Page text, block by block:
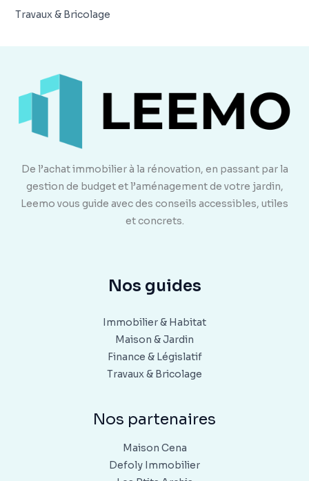
Travaux & Bricolage
De l’achat immobilier à la rénovation, en passant par la
gestion de budget et l’aménagement de votre jardin,
Leemo vous guide avec des conseils accessibles, utiles
et concrets.
Nos guides
Immobilier & Habitat
Maison & Jardin
Finance & Législatif
Travaux & Bricolage
Nos partenaires
Maison Cena
Defoly Immobilier